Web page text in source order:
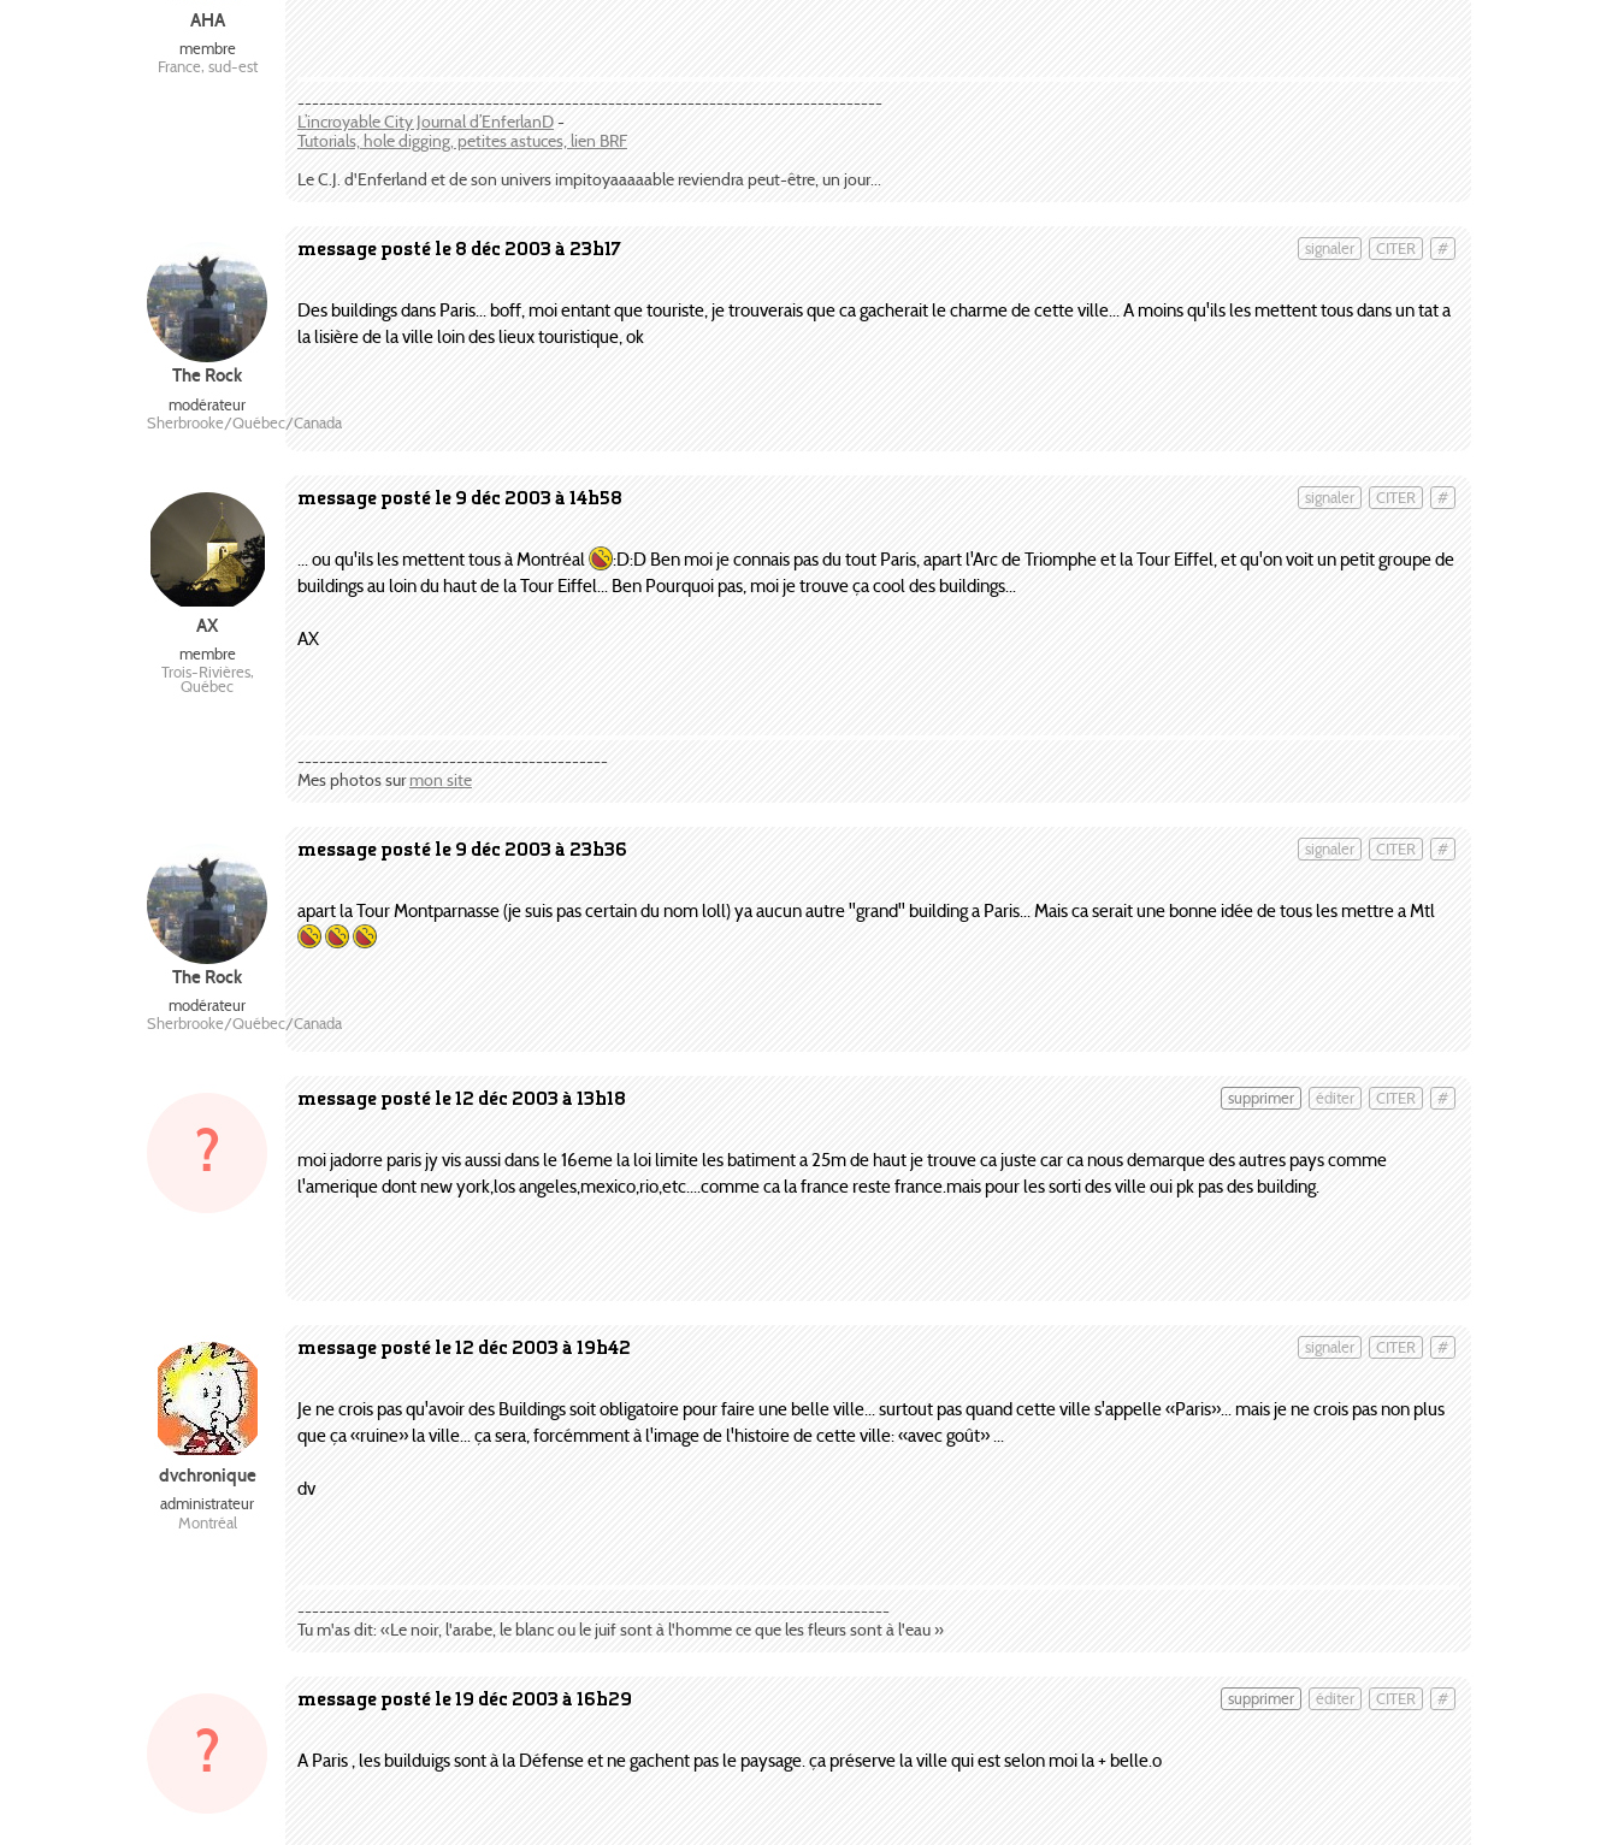
AHA
membre
France, sud-est
---------------------------------------------------------------------------------
L’incroyable City Journal d’EnferlanD-
Tutorials, hole digging, petites astuces, lien BRF
Le C.J. d'Enferland et de son univers impitoyaaaaable reviendra peut-être, un jour...
message posté le 8 déc 2003 à 23h17 #
CITER
signaler
The Rock
modérateur
Sherbrooke/Québec/Canada
Des buildings dans Paris... boff, moi entant que touriste, je trouverais que ca gacherait le charme de cette ville... A moins qu'ils les mettent tous dans un tat a
la lisière de la ville loin des lieux touristique, ok
message posté le 9 déc 2003 à 14h58 #
CITER
signaler
AX
membre
Trois-Rivières,
Québec
... ou qu'ils les mettent tous à Montréal
:D:D Ben moi je connais pas du tout Paris, apart l'Arc de Triomphe et la Tour Eiffel, et qu'on voit un petit groupe de
buildings au loin du haut de la Tour Eiffel... Ben Pourquoi pas, moi je trouve ça cool des buildings...
AX
-------------------------------------------
Mes photos surmon site
message posté le 9 déc 2003 à 23h36 #
CITER
signaler
The Rock
modérateur
Sherbrooke/Québec/Canada
apart la Tour Montparnasse (je suis pas certain du nom loll) ya aucun autre ''grand'' building a Paris... Mais ca serait une bonne idée de tous les mettre a Mtl
message posté le 12 déc 2003 à 13h18 #
CITER
éditer
supprimer
?
moi jadorre paris jy vis aussi dans le 16eme la loi limite les batiment a 25m de haut je trouve ca juste car ca nous demarque des autres pays comme
l'amerique dont new york,los angeles,mexico,rio,etc....comme ca la france reste france.mais pour les sorti des ville oui pk pas des building.
message posté le 12 déc 2003 à 19h42 #
CITER
signaler
dvchronique
administrateur
Montréal
Je ne crois pas qu'avoir des Buildings soit obligatoire pour faire une belle ville... surtout pas quand cette ville s'appelle «Paris»... mais je ne crois pas non plus
que ça «ruine» la ville... ça sera, forcémment à l'image de l'histoire de cette ville: «avec goût» ...
dv
----------------------------------------------------------------------------------
Tu m'as dit: «Le noir, l'arabe, le blanc ou le juif sont à l'homme ce que les fleurs sont à l'eau »
message posté le 19 déc 2003 à 16h29 #
CITER
éditer
supprimer
? A Paris , les builduigs sont à la Défense et ne gachent pas le paysage. ça préserve la ville qui est selon moi la + belle.o